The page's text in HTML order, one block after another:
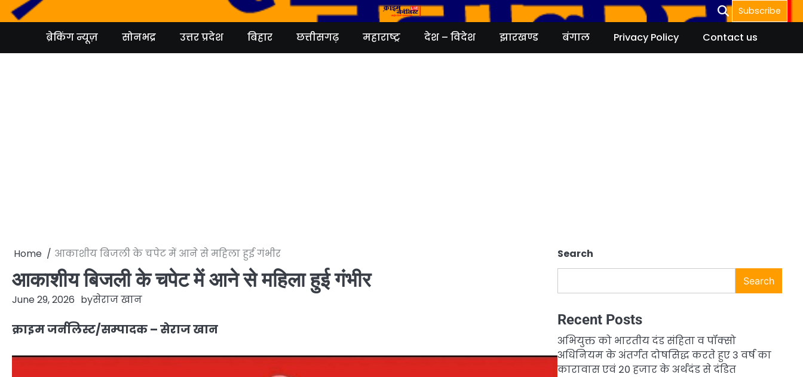
Skip
to
Subscribe
ब्रेकिंग न्यूज़ सोनभद्र उत्तर प्रदेश बिहार छत्तीसगढ़ महाराष्ट्र देश – विदेश झारखण्ड बंगाल Privacy Policy Contact us
Home आकाशीय बिजली के चपेट में आने से महिला हुई गंभीर
आकाशीय बिजली के चपेट में आने से महिला हुई गंभीर
June 29, 2026 byसेराज खान
क्राइम जर्नलिस्ट/सम्पादक – सेराज खान
Search
Search
Recent Posts
अभियुक्त को भारतीय दंड संहिता व पॉक्सो
अधिनियम के अंतर्गत दोषसिद्ध करते हुए 3 वर्ष का
कारावास एवं 20 हजार के अर्थदंड से दंडित